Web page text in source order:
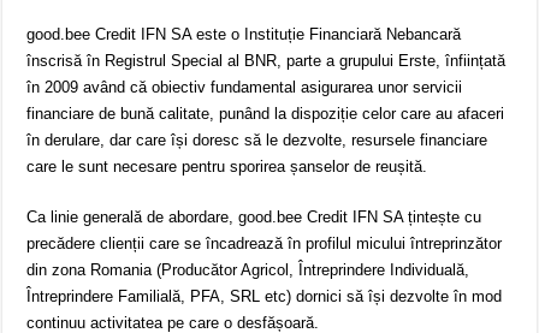
good.bee Credit IFN SA este o Instituție Financiară Nebancară
înscrisă în Registrul Special al BNR, parte a grupului Erste, înființată
în 2009 având că obiectiv fundamental asigurarea unor servicii
financiare de bună calitate, punând la dispoziție celor care au afaceri
în derulare, dar care își doresc să le dezvolte, resursele financiare
care le sunt necesare pentru sporirea șanselor de reușită.
Ca linie generală de abordare, good.bee Credit IFN SA țintește cu
precădere clienții care se încadrează în profilul micului întreprinzător
din zona Romania (Producător Agricol, Întreprindere Individuală,
Întreprindere Familială, PFA, SRL etc) dornici să își dezvolte în mod
continuu activitatea pe care o desfășoară.